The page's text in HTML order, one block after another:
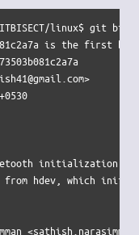
linux$ git
is the first bad
initialization.
hdev, which